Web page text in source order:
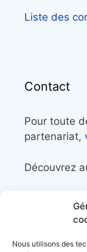
Nous utilisons des
Liste des
Contact
Pour toute
partenariat,
Découvrez
librairie
le trek et le